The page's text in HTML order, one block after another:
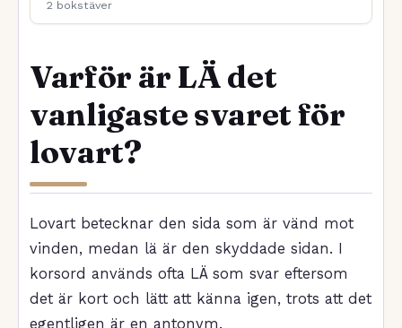
2 bokstäver
Varför är LÄ det
vanligaste svaret för
lovart?
Lovart betecknar den sida som är vänd mot
vinden, medan lä är den skyddade sidan. I
korsord används ofta LÄ som svar eftersom
det är kort och lätt att känna igen, trots att det
egentligen är en antonym.